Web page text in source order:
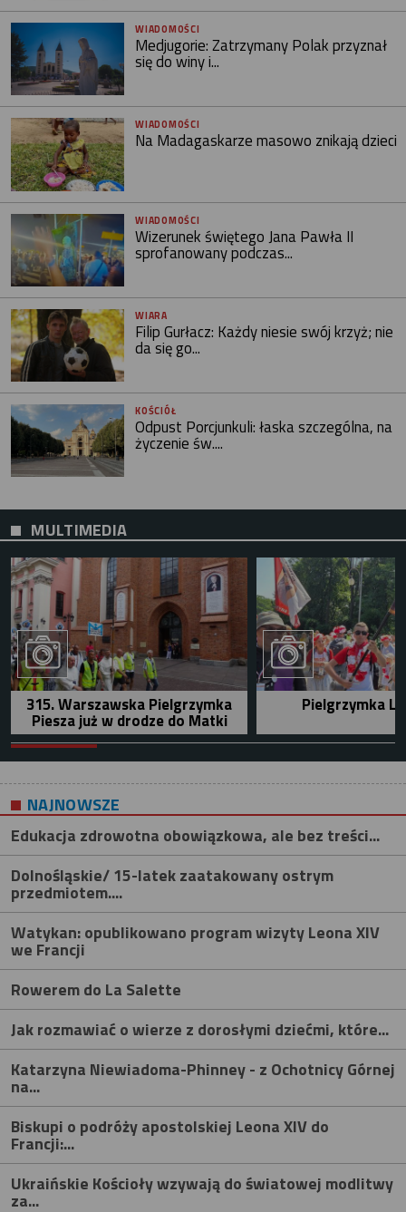
WIADOMOŚCI
Medjugorie: Zatrzymany Polak przyznał
się do winy i...
WIADOMOŚCI
Na Madagaskarze masowo znikają dzieci
WIADOMOŚCI
Wizerunek świętego Jana Pawła II
sprofanowany podczas...
WIARA
Filip Gurłacz: Każdy niesie swój krzyż; nie
da się go...
KOŚCIÓŁ
Odpust Porcjunkuli: łaska szczególna, na
życzenie św....
MULTIMEDIA
315. Warszawska Pielgrzymka
Piesza już w drodze do Matki
Pielgrzymka
NAJNOWSZE
Edukacja zdrowotna obowiązkowa, ale bez treści...
Dolnośląskie/ 15-latek zaatakowany ostrym
przedmiotem....
Watykan: opublikowano program wizyty Leona XIV
we Francji
Rowerem do La Salette
Jak rozmawiać o wierze z dorosłymi dziećmi, które...
Katarzyna Niewiadoma-Phinney - z Ochotnicy Górnej
na...
Biskupi o podróży apostolskiej Leona XIV do
Francji:...
Ukraińskie Kościoły wzywają do światowej modlitwy
za...